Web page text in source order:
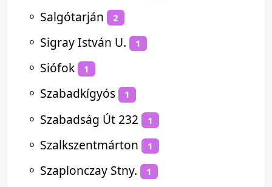
⚬ Salgótarján 2
⚬ Sigray István U. 1
⚬ Siófok 1
⚬ Szabadkígyós 1
⚬ Szabadság Út 232 1
⚬ Szalkszentmárton 1
⚬ Szaplonczay Stny. 1